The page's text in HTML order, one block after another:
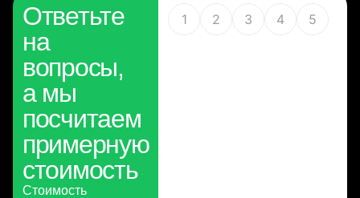
Ответьте
на
вопросы,
а мы
посчитаем
примерную
стоимость
Стоимость
1 2 3 4 5